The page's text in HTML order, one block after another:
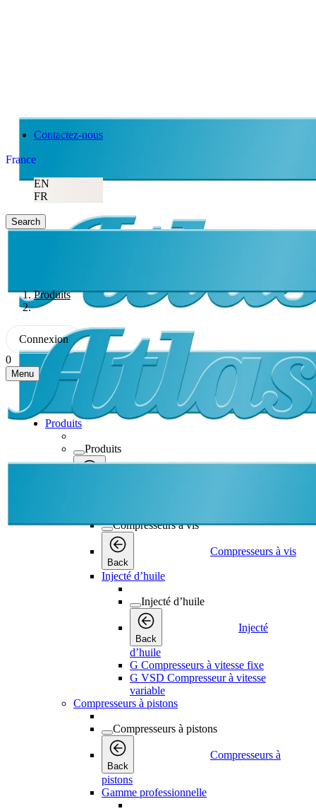
Contactez-nous
France
EN
FR
Search
Produits
Connexion
0
Menu
Produits
Produits
Compresseurs à vis
Back
Compresseurs à vis
Injecté d’huile
Injecté d’huile
Back
Injecté
d’huile
G Compresseurs à vitesse fixe
G VSD Compresseur à vitesse
variable
Compresseurs à pistons
Compresseurs à pistons
Back
Compresseurs à
pistons
Gamme professionnelle